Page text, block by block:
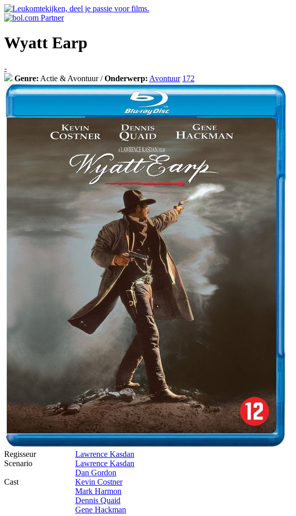
Wyatt Earp
-
Genre: Actie & Avontuur /Onderwerp: Avontuur 172
Regisseur
Lawrence Kasdan
Scenario
Lawrence Kasdan
Dan Gordon
Cast
Kevin Costner
Mark Harmon
Dennis Quaid
Gene Hackman